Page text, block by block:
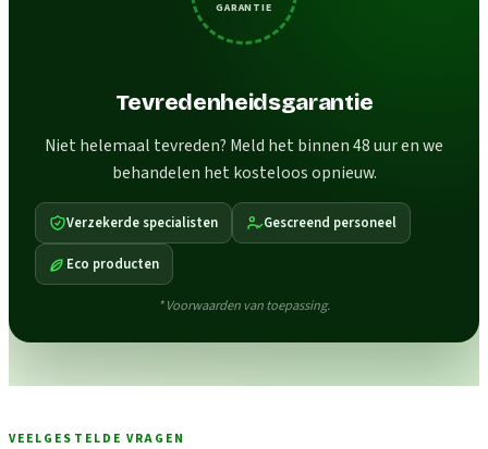
GARANTIE
Tevredenheidsgarantie
Niet helemaal tevreden? Meld het binnen 48 uur en we
behandelen het kosteloos opnieuw.
Verzekerde specialisten Gescreend personeel
Eco producten
* Voorwaarden van toepassing.
VEELGESTELDE VRAGEN